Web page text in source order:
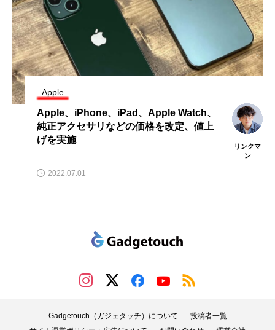
Apple
Apple、iPhone、iPad、Apple Watch、
純正アクセサリなどの価格を改定、値上
げを実施
リンクマ
ン
2022.07.01
Gadgetouch（ガジェタッチ）について
投稿者一覧